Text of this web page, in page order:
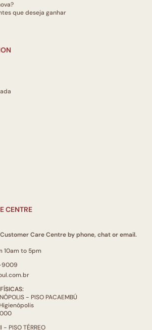
que deseja ganhar
CENTRE
Care Centre by phone, chat or email.
10am to 5pm
9009
- PISO PACAEMBÚ
- PISO TÉRREO